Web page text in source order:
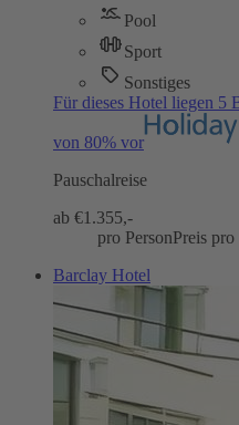
Pool
Sport
Sonstiges
Für dieses Hotel liegen 5
von 80% vor
Pauschalreise
ab €1.355,-
pro PersonPreis pro
Barclay Hotel